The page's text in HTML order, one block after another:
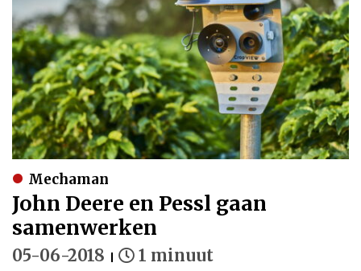
Mechaman
John Deere en Pessl gaan
samenwerken
05-06-2018 1 minuut